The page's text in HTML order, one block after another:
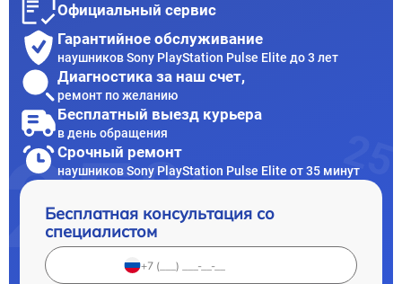
Официальный сервис
Гарантийное обслуживание
наушников Sony PlayStation Pulse Elite до 3 лет
Диагностика за наш счет,
ремонт по желанию
Бесплатный выезд курьера
в день обращения
Срочный ремонт
наушников Sony PlayStation Pulse Elite от 35 минут
Бесплатная консультация со
специалистом